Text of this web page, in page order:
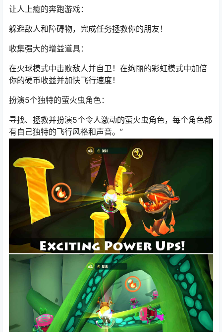
让人上瘾的奔跑游戏：
躲避敌人和障碍物，完成任务拯救你的朋友！
收集强大的增益道具：
在火球模式中击败敌人并自卫！在绚丽的彩虹模式中加倍
你的硬币收益并加快飞行速度！
扮演5个独特的萤火虫角色：
寻找、拯救并扮演5个令人激动的萤火虫角色，每个角色都
有自己独特的飞行风格和声音。”